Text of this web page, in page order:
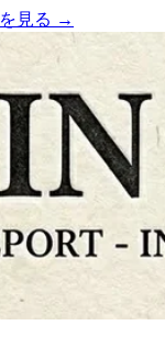
見る →